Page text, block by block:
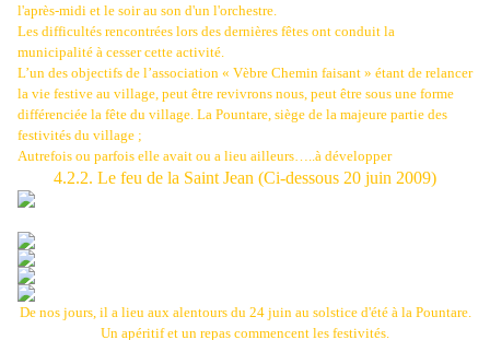
l'après-midi et le soir au son d'un l'orchestre.
Les difficultés rencontrées lors des dernières fêtes ont conduit la
municipalité à cesser cette activité.
L’un des objectifs de l’association « Vèbre Chemin faisant » étant de relancer
la vie festive au village, peut être revivrons nous, peut être sous une forme
différenciée la fête du village. La Pountare, siège de la majeure partie des
festivités du village ;
Autrefois ou parfois elle avait ou a lieu ailleurs…..à développer
4.2.2. Le feu de la Saint Jean (Ci-dessous 20 juin 2009)
De nos jours, il a lieu aux alentours du 24 juin au solstice d'été à la Pountare.
Un apéritif et un repas commencent les festivités.